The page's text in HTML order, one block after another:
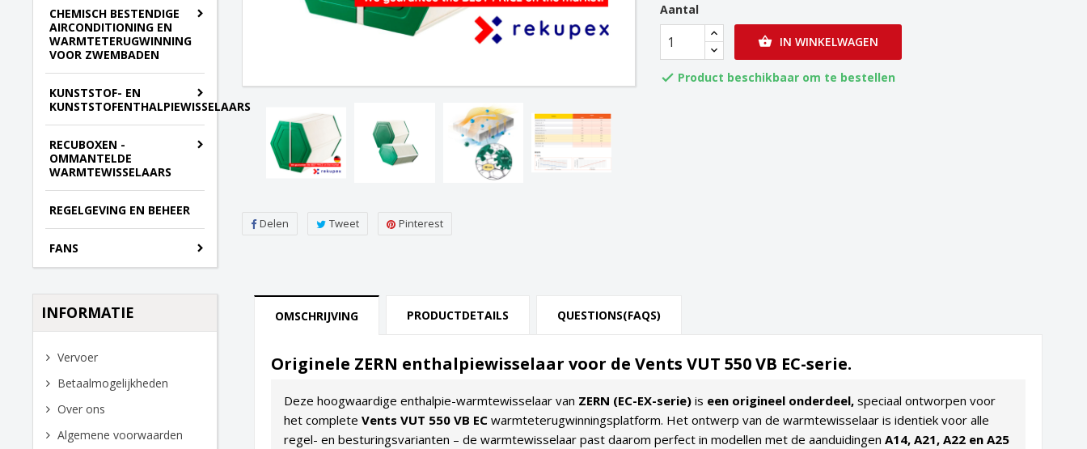
CHEMISCH BESTENDIGE
AIRCONDITIONING EN
WARMTETERUGWINNING
VOOR ZWEMBADEN
KUNSTSTOF- EN
KUNSTSTOFENTHALPIEWISSELAARS
RECUBOXEN -
OMMANTELDE
WARMTEWISSELAARS
REGELGEVING EN BEHEER
FANS
INFORMATIE
Vervoer
Betaalmogelijkheden
Over ons
Algemene voorwaarden
Delen Tweet Pinterest
Aantal
 IN WINKELWAGEN
 Product beschikbaar om te bestellen
OMSCHRIJVING PRODUCTDETAILS QUESTIONS(FAQS)
Originele ZERN enthalpiewisselaar voor de Vents VUT 550 VB EC-serie.
Deze hoogwaardige enthalpie-warmtewisselaar van ZERN (EC-EX-serie)is een origineel onderdeel,speciaal ontworpen voor
het complete Vents VUT 550 VB ECwarmteterugwinningsplatform. Het ontwerp van de warmtewisselaar is identiek voor alle
regel- en besturingsvarianten – de warmtewisselaar past daarom perfect in modellen met de aanduidingen A14, A21, A22 en A25